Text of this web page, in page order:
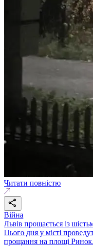
Читати повністю
Війна
Львів прощається із
Цього дня у місті
прощання на площі Ринок.